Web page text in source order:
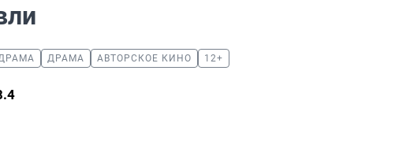
ДРАМА АВТОРСКОЕ КИНО 12+